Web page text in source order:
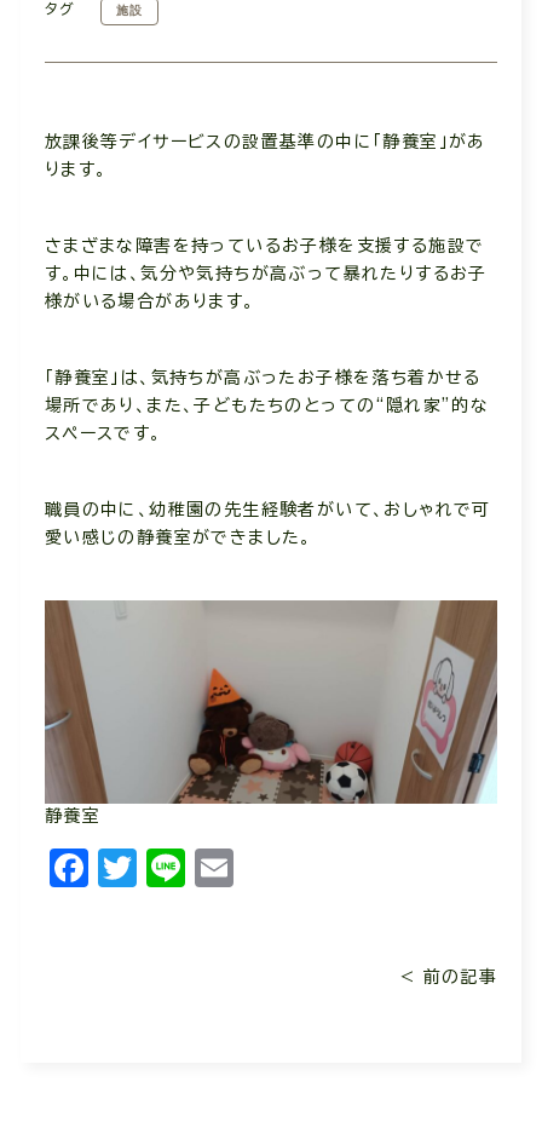
タグ 施設
放課後等デイサービスの設置基準の中に「静養室」があ
ります。
さまざまな障害を持っているお子様を支援する施設で
す。中には、気分や気持ちが高ぶって暴れたりするお子
様がいる場合があります。
「静養室」は、気持ちが高ぶったお子様を落ち着かせる
場所であり、また、子どもたちのとっての“隠れ家”的な
スペースです。
職員の中に、幼稚園の先生経験者がいて、おしゃれで可
愛い感じの静養室ができました。
静養室
Facebook
Twitter
Line
< 前の記事